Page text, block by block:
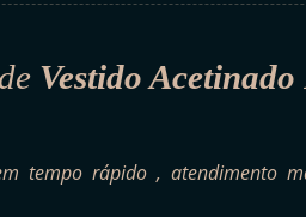
Vestido
tempo rápido , atendimento